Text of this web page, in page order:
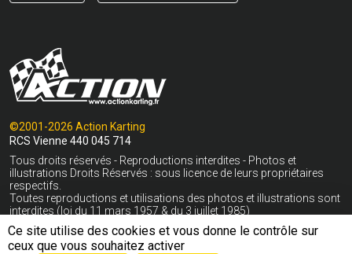
Ce site utilise des cookies et vous donne le contrôle sur
ceux que vous souhaitez activer
©2001-2026 Action Karting
RCS Vienne 440 045 714
Tous droits réservés - Reproductions interdites - Photos et
illustrations Droits Réservés : sous licence de leurs propriétaires
respectifs.
Toutes reproductions et utilisations des photos et illustrations sont
interdites (loi du 11 mars 1957 & du 3 juillet 1985)
* Livraison gratuite en France Métropolitaine hors Corse dès 400€
Voir conditions